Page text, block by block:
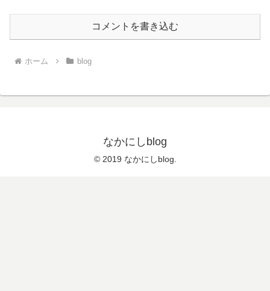
コメントを書き込む
ホーム blog
なかにしblog
© 2019 なかにしblog.